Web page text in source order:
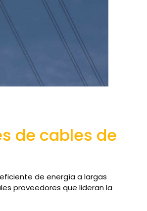
de cables de
de energía a largas
proveedores que lideran la